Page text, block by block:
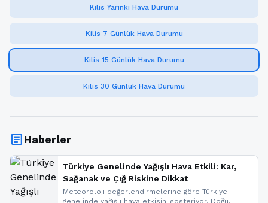
Kilis Yarınki Hava Durumu
Kilis 7 Günlük Hava Durumu
Kilis 15 Günlük Hava Durumu
Kilis 30 Günlük Hava Durumu
articleHaberler
Türkiye Genelinde Yağışlı Hava Etkili: Kar,
Sağanak ve Çığ Riskine Dikkat
Meteoroloji değerlendirmelerine göre Türkiye
genelinde yağışlı hava etkisini gösteriyor. Doğu